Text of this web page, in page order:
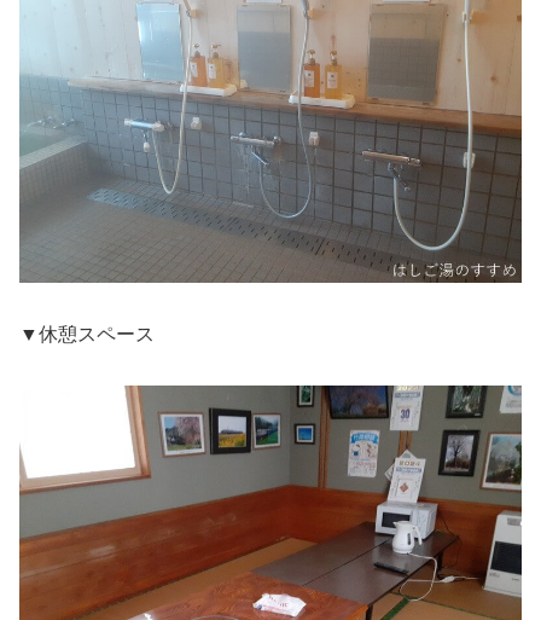
▼休憩スペース